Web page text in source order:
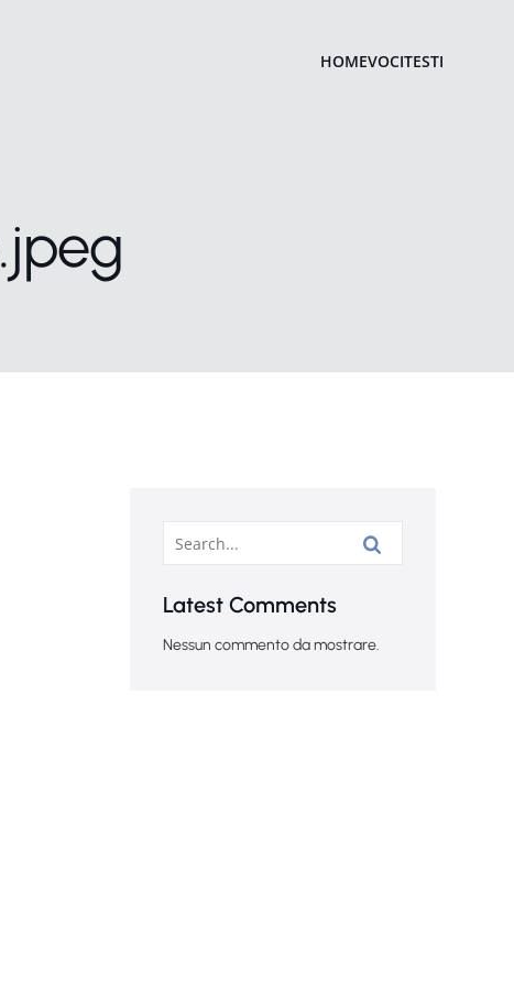
HOMEVOCITESTI
Latest Comments
Nessun commento da mostrare.